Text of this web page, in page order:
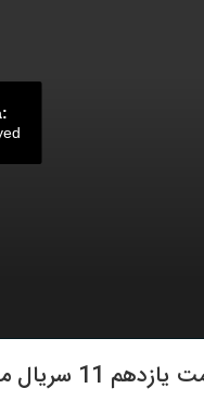
11 سریال ممنوعه